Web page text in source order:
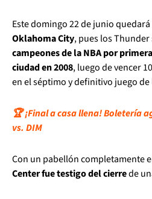
Este domingo 22 de junio
Oklahoma City, pues los
campeones de la NBA por
ciudad en 2008, luego de vencer
en el séptimo y definitivo juego de
🏆 ¡Final a casa llena! Boletería
vs. DIM
Con un pabellón completamente
Center fue testigo del cierrede